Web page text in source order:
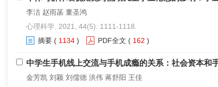
李洁 赵雨菡 董圣鸿
心理科学. 2021, 44(5): 1111-1118.
摘要 ( 1134 ) PDF全文 ( 162 )
中学生手机线上交流与手机成瘾的关系：社会资本和
金芳凯 刘颖 刘儒德 洪伟 蒋舒阳 王佳